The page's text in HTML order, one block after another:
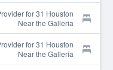
for 31 Houston
Near the Galleria
for 31 Houston
Near the Galleria